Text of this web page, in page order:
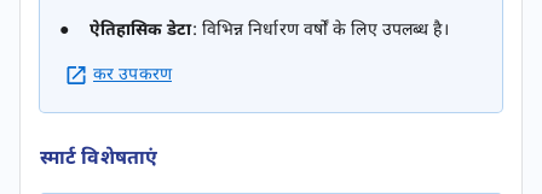
●
ऐतिहासिक डेटा: विभिन्न निर्धारण वर्षों के लिए उपलब्ध है।
कर उपकरण
स्मार्ट विशेषताएं